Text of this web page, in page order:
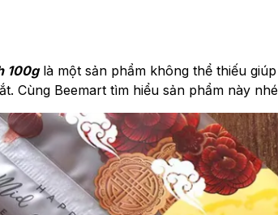
100glà một sản phẩm không thể thiếu
Cùng Beemart tìm hiểu sản phẩm này